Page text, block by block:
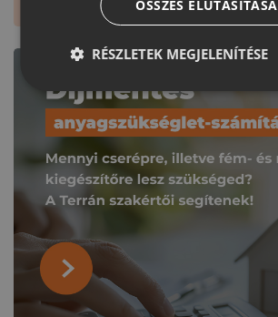
ÖSSZES ELUTASÍTÁSA
RÉSZLETEK MEGJELENÍTÉSE